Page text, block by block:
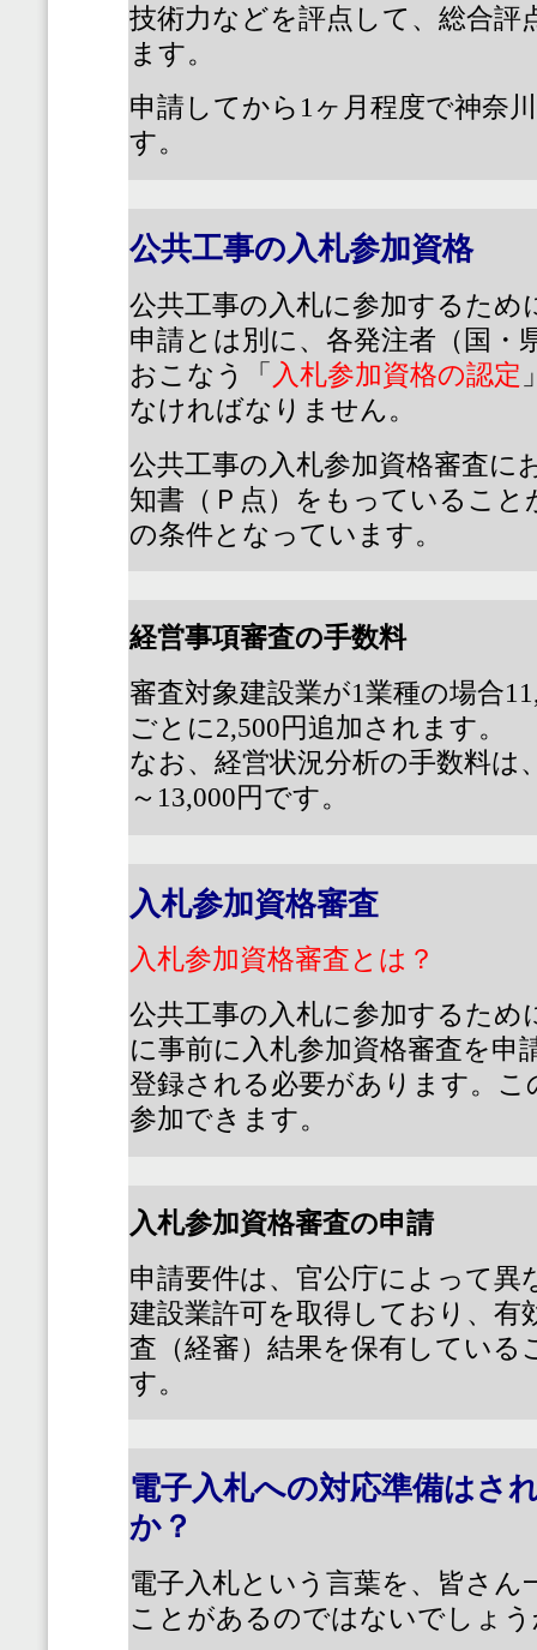
技術力などを評点して、総合評
ます。
申請してから 1ヶ月程度で神奈
す。
公共工事の入札参加資格
公共工事の入札に参加するため
申請とは別に、各発注者（国・
おこなう「 入札参加資格の認定
なければなりません。
公共工事の入札参加資格審査に
知書（Ｐ点）をもっていること
の条件となっています。
経営事項審査の手数料
審査対象建設業が1業種の場合
ごとに2,500円追加されます。
なお、経営状況分析の手数料は
～ 13,000円です。
入札参加資格審査
入札参加資格審査とは？
公共工事の入札に参加するため
に事前に入札参加資格審査を申
登録される必要があります。
参加できます。
入札参加資格審査の申請
申請要件は、官公庁によって異
建設業許可を取得しており、有
査（経審）結果を保有している
す。
電子入札への対応準備はさ
か？
電子入札という言葉を、皆さ
ことがあるのではないでしょ